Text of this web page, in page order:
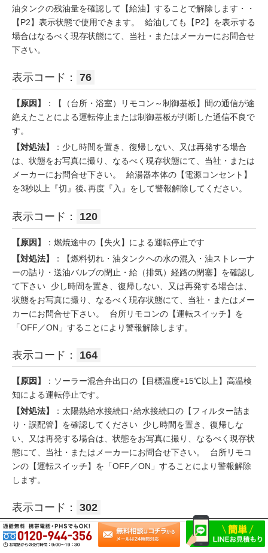
油タンクの残油量を確認して【給油】することで解除します・・
【P2】表示状態で使用できます。 給油しても【P2】を表示する
場合はなるべく現存状態にて、当社・またはメーカーにお問合せ
下さい。
表示コード： 76
【原因】
：【（台所・浴室）リモコン～制御基板】間の通信が途
絶えたことによる運転停止または制御基板が判断した通信不良で
す。
【対処法】
：少し時間を置き、復帰しない、又は再発する場合
は、状態をお写真に撮り、なるべく現存状態にて、当社・または
メーカーにお問合せ下さい。 給湯器本体の【電源コンセント】
を3秒以上『切』後､再度『入』をして警報解除してください。
表示コード： 120
【原因】
：燃焼途中の【失火】による運転停止です
【対処法】
：【燃料切れ・油タンクへの水の混入・油ストレーナ
ーの詰り・送油バルブの閉止・給（排気）経路の閉塞】を確認し
て下さい 少し時間を置き、復帰しない、又は再発する場合は、
状態をお写真に撮り、なるべく現存状態にて、当社・またはメー
カーにお問合せ下さい。 台所リモコンの【運転スイッチ】を
「OFF／ON」することにより警報解除します。
表示コード： 164
【原因】
：ソーラー混合弁出口の【目標温度+15℃以上】高温検
知による運転停止です。
【対処法】
：太陽熱給水接続口･給水接続口の【フィルター詰ま
り・誤配管】を確認してください 少し時間を置き、復帰しな
い、又は再発する場合は、状態をお写真に撮り、なるべく現存状
態にて、当社・またはメーカーにお問合せ下さい。 台所リモコ
ンの【運転スイッチ】を「OFF／ON」することにより警報解除
します。
表示コード： 302
【原因】：凍結予防サーミスタの【断線 又は ショート】によ
る運転停止です。